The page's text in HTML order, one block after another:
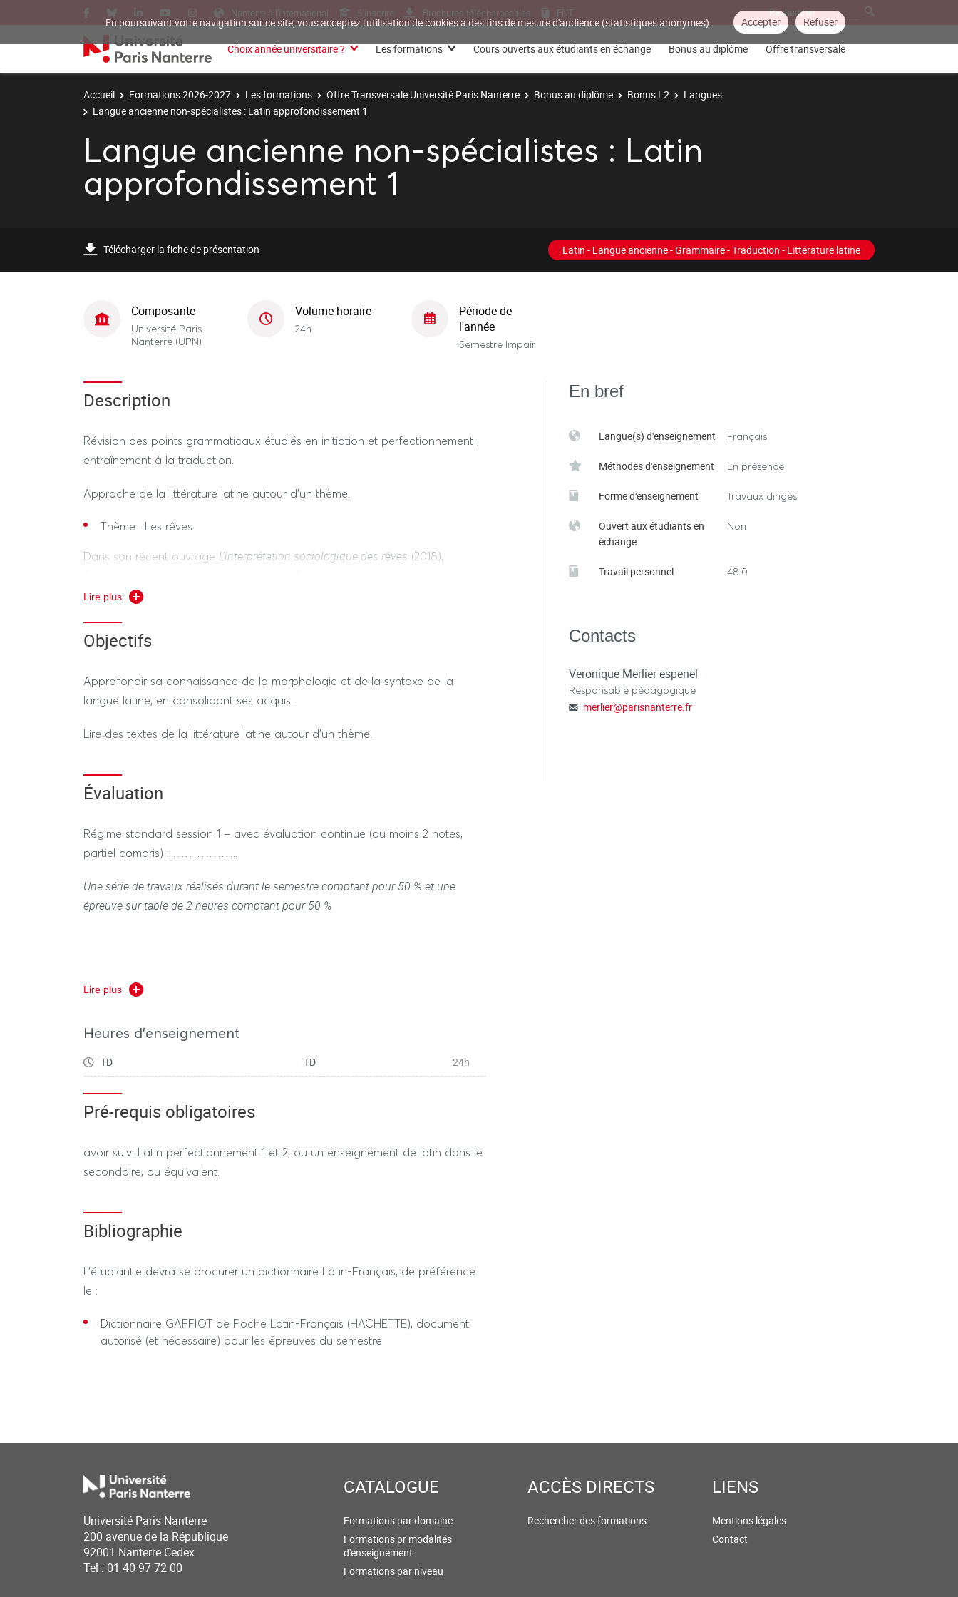
En poursuivant votre navigation sur ce site, vous acceptez l'utilisation de cookies à des fins de mesure d'audience (statistiques anonymes). Accepter Refuser
Nanterre à l'international S'inscrire Brochures téléchargeables ENT
Choix année universitaire ? Les formations Cours ouverts aux étudiants en échange Bonus au diplôme Offre transversale
Accueil Formations 2026-2027 Les formations Offre Transversale Université Paris Nanterre Bonus au diplôme Bonus L2
Langues
Langue ancienne non-spécialistes : Latin approfondissement 1
Langue ancienne non-spécialistes : Latin
approfondissement 1
Télécharger la fiche de présentation Latin - Langue ancienne - Grammaire - Traduction - Littérature latine
Composante
Université Paris
Nanterre (UPN)
Volume horaire
24h
Période de
l'année
Semestre Impair
Description
Révision des points grammaticaux étudiés en initiation et perfectionnement ;
entraînement à la traduction.
Approche de la littérature latine autour d'un thème.
Thème : Les rêves
Dans son récent ouvrage L’interprétation sociologique des rêves (2018),
le contenu des rêves est structuré par les expériences sociales des rêveurs.
vecteurs privilégiés pour les avertissements des dieux. Il faut cependant
distinguer deux types de songes : les songes clairs, qui représentent
parole, et les songes allégoriques, qui nécessitent une interprétation.
Lire plus
Objectifs
Approfondir sa connaissance de la morphologie et de la syntaxe de la
langue latine, en consolidant ses acquis.
Lire des textes de la littérature latine autour d’un thème.
Évaluation
Régime standard session 1 – avec évaluation continue (au moins 2 notes,
partiel compris) : ……………..
Une série de travaux réalisés durant le semestre comptant pour 50 % et une
épreuve sur table de 2 heures comptant pour 50 %
Session 2 dite de rattrapage :
Lire plus
Heures d'enseignement
TD TD 24h
Pré-requis obligatoires
avoir suivi Latin perfectionnement 1 et 2, ou un enseignement de latin dans le
secondaire, ou équivalent.
Bibliographie
L'étudiant.e devra se procurer un dictionnaire Latin-Français, de préférence
le :
Dictionnaire GAFFIOT de Poche Latin-Français (HACHETTE), document
autorisé (et nécessaire) pour les épreuves du semestre
En bref
Langue(s) d'enseignement Français
Méthodes d'enseignement En présence
Forme d'enseignement Travaux dirigés
Ouvert aux étudiants en
échange
Non
Travail personnel 48.0
Contacts
Veronique Merlier espenel
Responsable pédagogique
merlier@parisnanterre.fr
Université Paris Nanterre
200 avenue de la République
92001 Nanterre Cedex
Tel : 01 40 97 72 00
CATALOGUE
Formations par domaine
Formations pr modalités
d'enseignement
Formations par niveau
ACCÈS DIRECTS
Rechercher des formations
LIENS
Mentions légales
Contact